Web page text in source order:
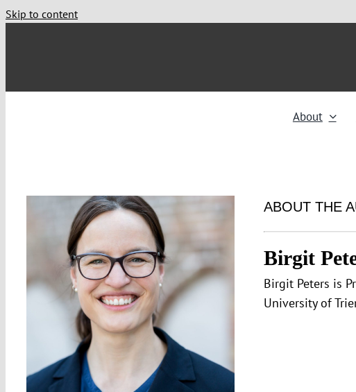
Skip to content
About
ABOUT THE
Birgit
Birgit Peters is
University of